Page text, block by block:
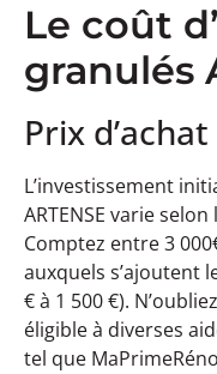
Le coût
granulés
Prix
L’investissement
ARTENSE varie
Comptez entre 3
auxquels s’ajoutent
€ à 1 500 €).
éligible à diverses
tel que